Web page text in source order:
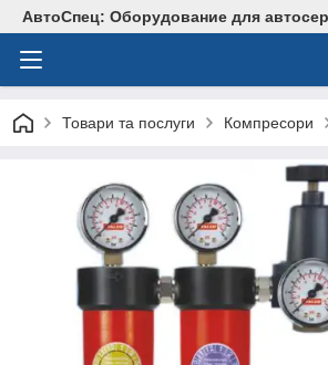
АвтоСпец: Оборудование для
Товари та послуги Компресори